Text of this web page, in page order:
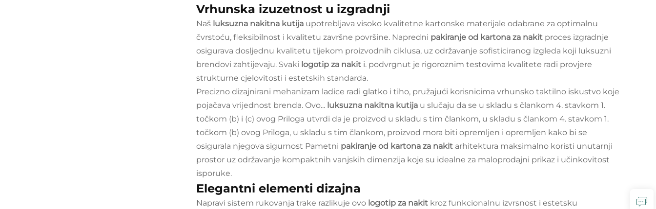
Vrhunska izuzetnost u izgradnji
Naš luksuzna nakitna kutija upotrebljava visoko kvalitetne kartonske materijale odabrane za optimalnu
čvrstoću, fleksibilnost i kvalitetu završne površine. Napredni pakiranje od kartona za nakit proces izgradnje
osigurava dosljednu kvalitetu tijekom proizvodnih ciklusa, uz održavanje sofisticiranog izgleda koji luksuzni
brendovi zahtijevaju. Svaki logotip za nakit i. podvrgnut je rigoroznim testovima kvalitete radi provjere
strukturne cjelovitosti i estetskih standarda.
Precizno dizajnirani mehanizam ladice radi glatko i tiho, pružajući korisnicima vrhunsko taktilno iskustvo koje
pojačava vrijednost brenda. Ovo... luksuzna nakitna kutija u slučaju da se u skladu s člankom 4. stavkom 1.
točkom (b) i (c) ovog Priloga utvrdi da je proizvod u skladu s tim člankom, u skladu s člankom 4. stavkom 1.
točkom (b) ovog Priloga, u skladu s tim člankom, proizvod mora biti opremljen i opremljen kako bi se
osigurala njegova sigurnost Pametni pakiranje od kartona za nakit arhitektura maksimalno koristi unutarnji
prostor uz održavanje kompaktnih vanjskih dimenzija koje su idealne za maloprodajni prikaz i učinkovitost
isporuke.
Elegantni elementi dizajna
Napravi sistem rukovanja trake razlikuje ovo logotip za nakit kroz funkcionalnu izvrsnost i estetsku